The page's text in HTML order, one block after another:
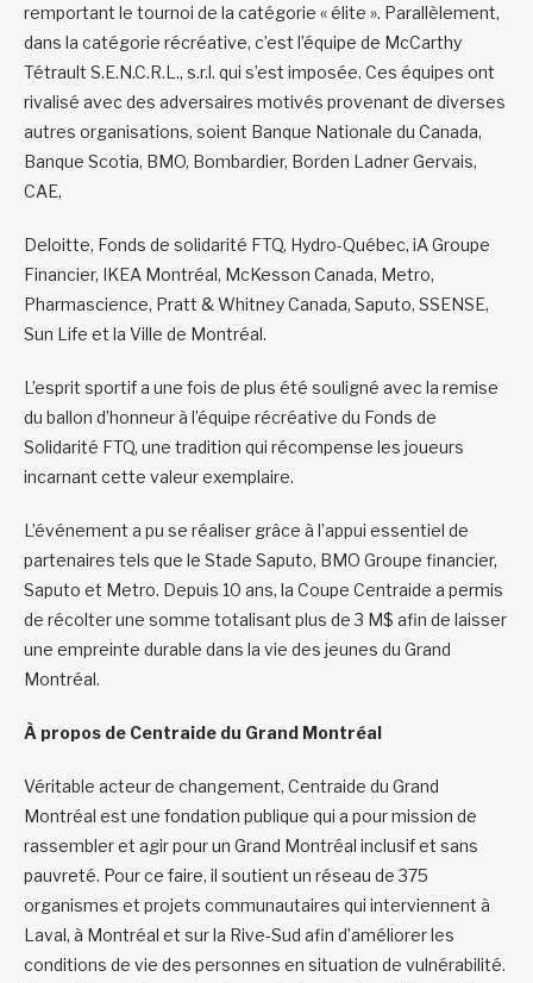
remportant le tournoi de la catégorie « élite ». Parallèlement,
dans la catégorie récréative, c’est l’équipe de McCarthy
Tétrault S.E.N.C.R.L., s.r.l. qui s’est imposée. Ces équipes ont
rivalisé avec des adversaires motivés provenant de diverses
autres organisations, soient Banque Nationale du Canada,
Banque Scotia, BMO, Bombardier, Borden Ladner Gervais,
CAE,
Deloitte, Fonds de solidarité FTQ, Hydro-Québec, iA Groupe
Financier, IKEA Montréal, McKesson Canada, Metro,
Pharmascience, Pratt & Whitney Canada, Saputo, SSENSE,
Sun Life et la Ville de Montréal.
L’esprit sportif a une fois de plus été souligné avec la remise
du ballon d’honneur à l’équipe récréative du Fonds de
Solidarité FTQ, une tradition qui récompense les joueurs
incarnant cette valeur exemplaire.
L’événement a pu se réaliser grâce à l’appui essentiel de
partenaires tels que le Stade Saputo, BMO Groupe financier,
Saputo et Metro. Depuis 10 ans, la Coupe Centraide a permis
de récolter une somme totalisant plus de 3 M$ afin de laisser
une empreinte durable dans la vie des jeunes du Grand
Montréal.
À propos de Centraide du Grand Montréal
Véritable acteur de changement, Centraide du Grand
Montréal est une fondation publique qui a pour mission de
rassembler et agir pour un Grand Montréal inclusif et sans
pauvreté. Pour ce faire, il soutient un réseau de 375
organismes et projets communautaires qui interviennent à
Laval, à Montréal et sur la Rive-Sud afin d’améliorer les
conditions de vie des personnes en situation de vulnérabilité.